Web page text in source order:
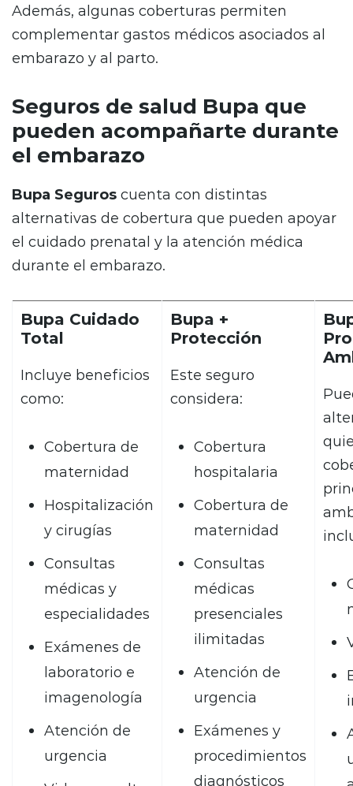
Además, algunas coberturas permiten
complementar gastos médicos asociados al
embarazo y al parto.
Seguros de salud Bupa que
pueden acompañarte durante
el embarazo
Bupa Seguros cuenta con distintas
alternativas de cobertura que pueden apoyar
el cuidado prenatal y la atención médica
durante el embarazo.
Bupa Cuidado
Total
Incluye beneficios
como:
Cobertura de
maternidad
Hospitalización
y cirugías
Consultas
médicas y
especialidades
Exámenes de
laboratorio e
imagenología
Atención de
urgencia
Bupa +
Protección
Este seguro
considera:
Cobertura
hospitalaria
Cobertura de
maternidad
Consultas
médicas
presenciales
ilimitadas
Atención de
urgencia
Exámenes y
procedimientos
diagnósticos